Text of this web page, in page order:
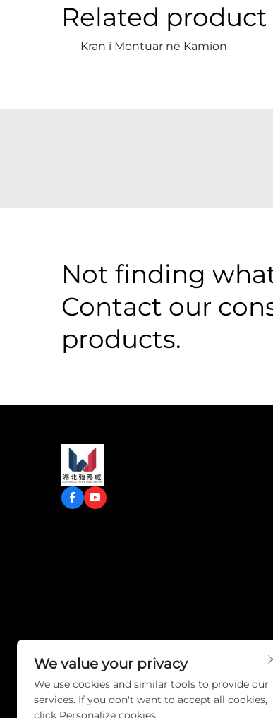
Related
Kran i Montuar në Kamion
Not finding
Contact our
products.
We value your privacy
We use cookies and similar tools to provide our
services. If you don't want to accept all cookies,
click Personalize cookies.